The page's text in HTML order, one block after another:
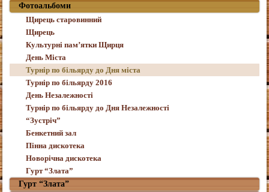
Фотоальбоми
Щирець старовинний
Щирець
Культурні пам’ятки Щирця
День Міста
Турнір по більярду до Дня міста
Турнір по більярду 2016
День Незалежності
Турнір по більярду до Дня Незалежності
“Зустріч”
Бенкетний зал
Пінна дискотека
Новорічна дискотека
Гурт “Злата”
Гурт “Злата”